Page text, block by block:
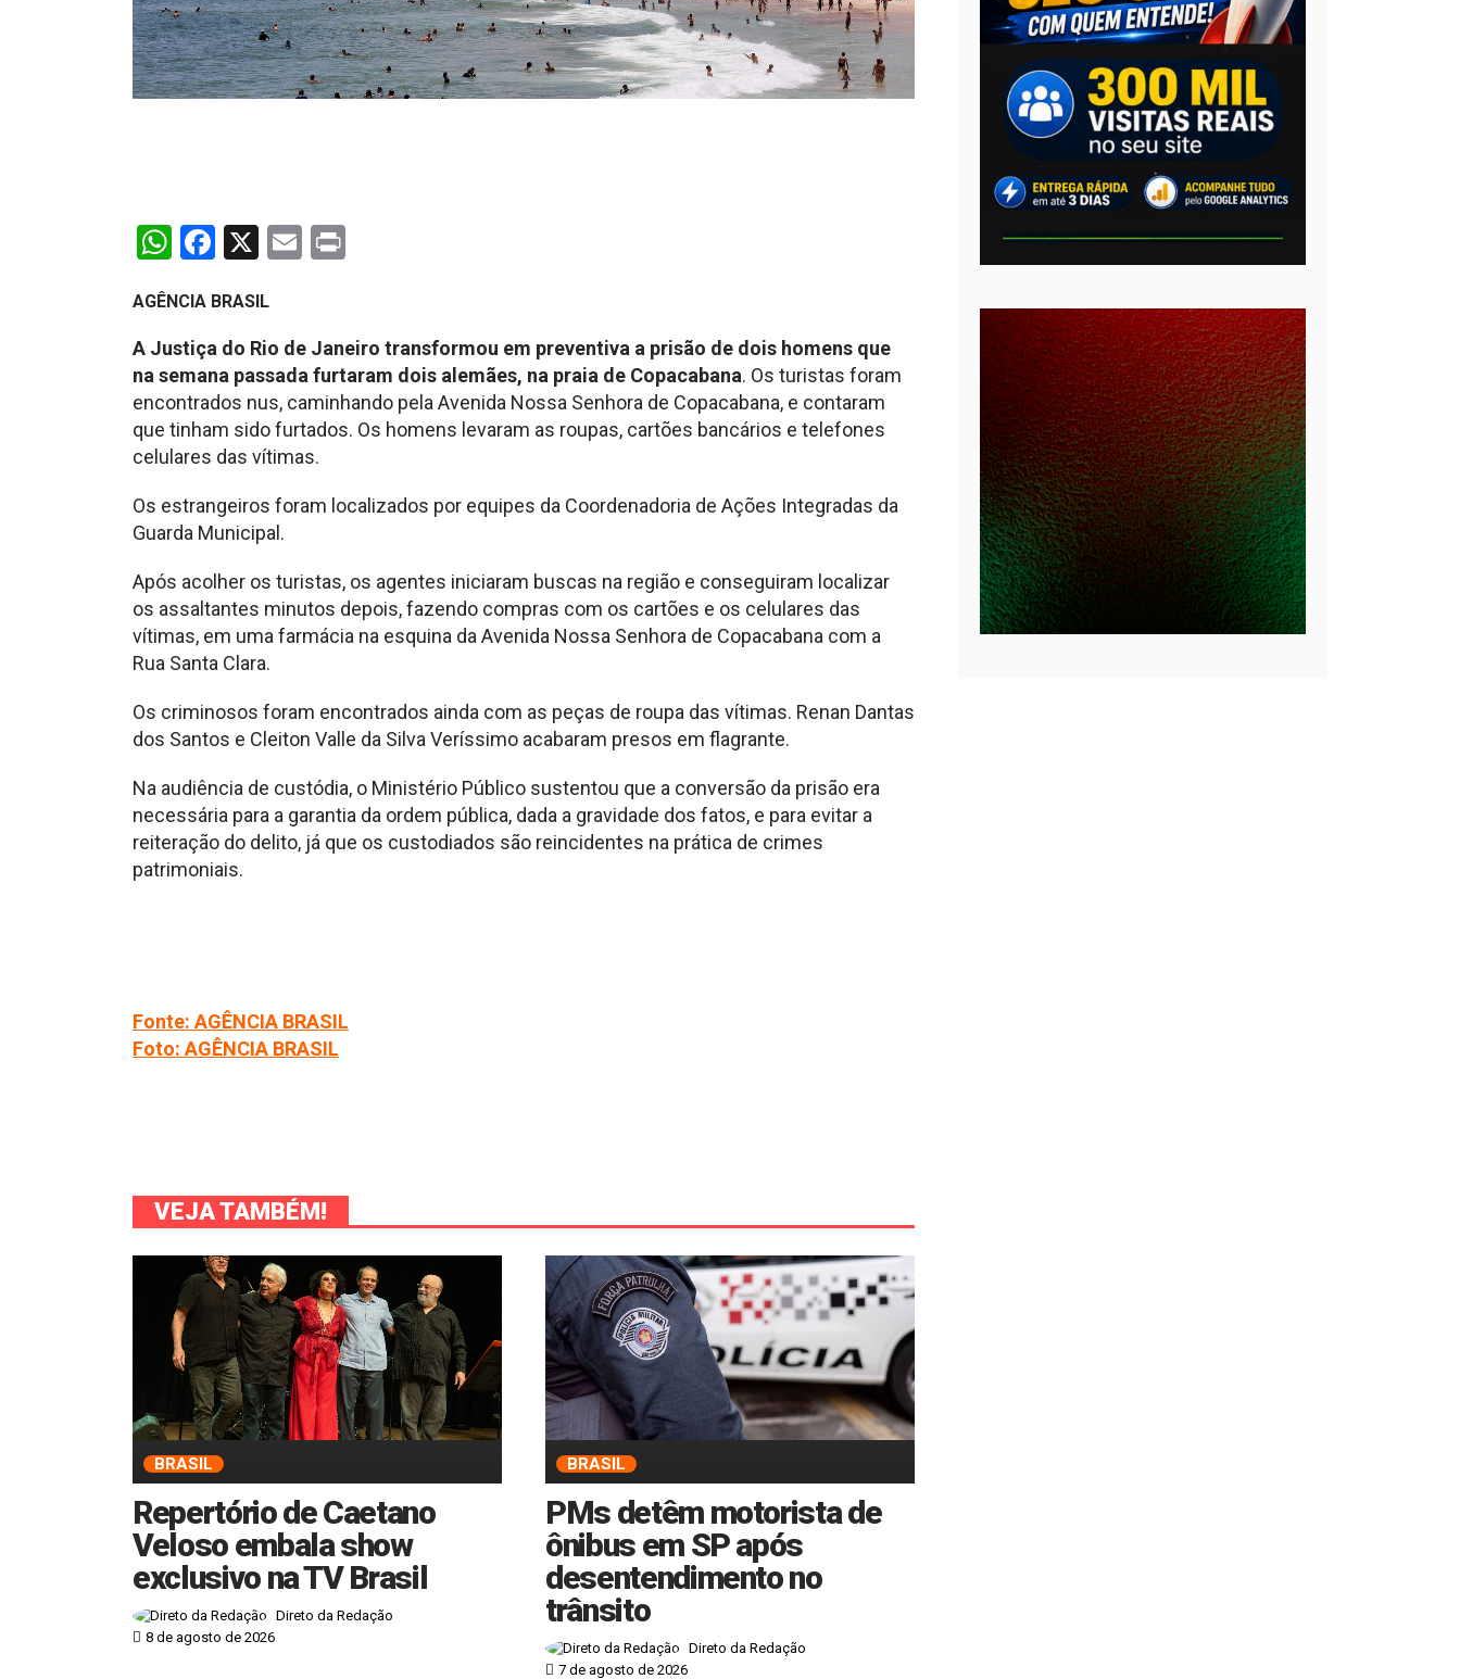
WhatsApp
Facebook
X Email
AGÊNCIA BRASIL
A Justiça do Rio de Janeiro transformou em preventiva a prisão de dois homens que
na semana passada furtaram dois alemães, na praia de Copacabana. Os turistas foram
encontrados nus, caminhando pela Avenida Nossa Senhora de Copacabana, e contaram
que tinham sido furtados. Os homens levaram as roupas, cartões bancários e telefones
celulares das vítimas.
Os estrangeiros foram localizados por equipes da Coordenadoria de Ações Integradas da
Guarda Municipal.
Após acolher os turistas, os agentes iniciaram buscas na região e conseguiram localizar
os assaltantes minutos depois, fazendo compras com os cartões e os celulares das
vítimas, em uma farmácia na esquina da Avenida Nossa Senhora de Copacabana com a
Rua Santa Clara.
Os criminosos foram encontrados ainda com as peças de roupa das vítimas. Renan Dantas
dos Santos e Cleiton Valle da Silva Veríssimo acabaram presos em flagrante.
Na audiência de custódia, o Ministério Público sustentou que a conversão da prisão era
necessária para a garantia da ordem pública, dada a gravidade dos fatos, e para evitar a
reiteração do delito, já que os custodiados são reincidentes na prática de crimes
patrimoniais.
Fonte: AGÊNCIA BRASIL
Foto: AGÊNCIA BRASIL
VEJA TAMBÉM!
BRASIL
Repertório de Caetano
Veloso embala show
exclusivo na TV Brasil
Direto da Redação
8 de agosto de 2026
BRASIL
PMs detêm motorista de
ônibus em SP após
desentendimento no
trânsito
Direto da Redação
7 de agosto de 2026